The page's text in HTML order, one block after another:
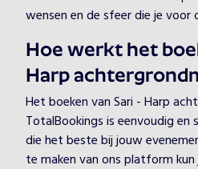
wensen en de sfeer die je voor
Hoe werkt het
Harp
Het boeken van Sari - Harp
TotalBookings is eenvoudig en
die het beste bij jouw
te maken van ons platform